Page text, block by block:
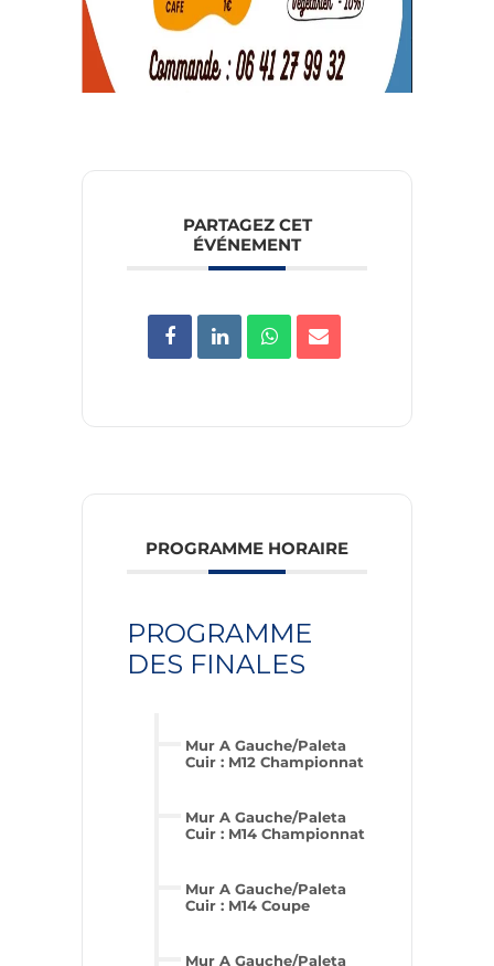
PARTAGEZ CET
ÉVÉNEMENT
PROGRAMME HORAIRE
PROGRAMME
DES FINALES
Mur A Gauche/Paleta
Cuir : M12 Championnat
Mur A Gauche/Paleta
Cuir : M14 Championnat
Mur A Gauche/Paleta
Cuir : M14 Coupe
Mur A Gauche/Paleta